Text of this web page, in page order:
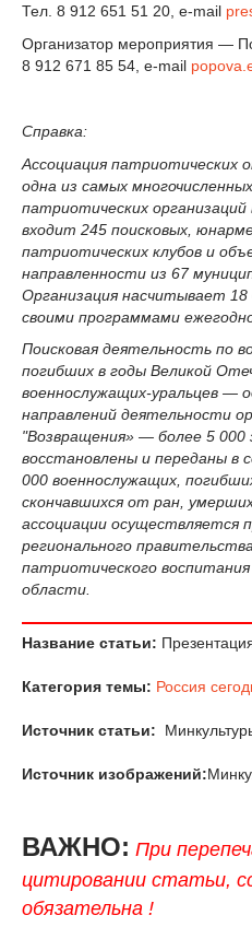
Тел. 8 912 651 51 20, e-mail
Организатор мероприятия —
8 912 671 85 54, e-mail
Справка:
Ассоциация патриотических
одна из самых
патриотических
входит 245 поисковых,
патриотических клубов и
направленности из 67
Организация насчитывает 18
своими программами
Поисковая деятельность по
погибших в годы Великой
военнослужащих-уральцев —
направлений деятельности
"Возвращения» — более 5 000
восстановлены и переданы в
000 военнослужащих,
скончавшихся от ран,
ассоциации осуществляется
регионального
патриотического
области.
Название статьи:
Категория темы: Россия
Источник статьи:
Источник изображений:
ВАЖНО: При
цитировании статьи,
обязательна !